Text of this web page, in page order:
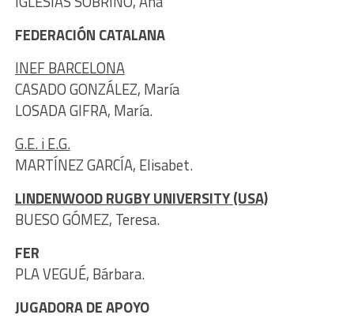
FEDERACIÓN CATALANA
INEF BARCELONA
CASADO GONZÁLEZ, María
LOSADA GIFRA, María.
G.E. i E.G.
MARTÍNEZ GARCÍA, Elisabet.
LINDENWOOD RUGBY UNIVERSITY (USA)
BUESO GÓMEZ, Teresa.
FER
PLA VEGUÉ, Bárbara.
JUGADORA DE APOYO